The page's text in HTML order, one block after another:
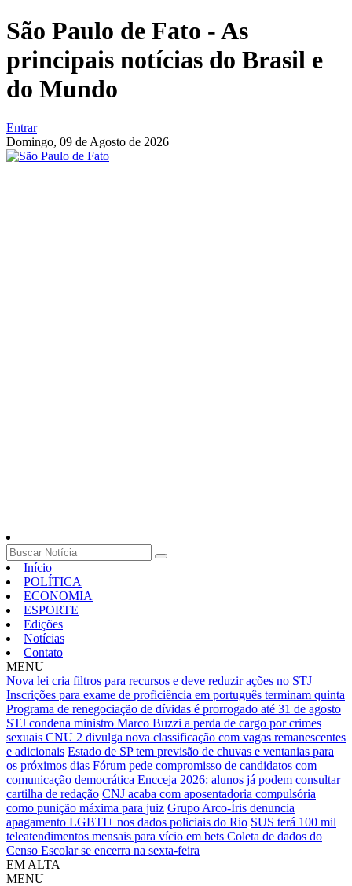
São Paulo de Fato - As
principais notícias do Brasil e
do Mundo
Entrar
Domingo, 09 de Agosto de 2026
Início
POLÍTICA
ECONOMIA
ESPORTE
Edições
Notícias
Contato
MENU
Nova lei cria filtros para recursos e deve reduzir ações no STJ
Inscrições para exame de proficiência em português terminam quinta
Programa de renegociação de dívidas é prorrogado até 31 de agosto
STJ condena ministro Marco Buzzi a perda de cargo por crimes
sexuais CNU 2 divulga nova classificação com vagas remanescentes
e adicionais Estado de SP tem previsão de chuvas e ventanias para
os próximos dias Fórum pede compromisso de candidatos com
comunicação democrática Encceja 2026: alunos já podem consultar
cartilha de redação CNJ acaba com aposentadoria compulsória
como punição máxima para juiz Grupo Arco-Íris denuncia
apagamento LGBTI+ nos dados policiais do Rio SUS terá 100 mil
teleatendimentos mensais para vício em bets Coleta de dados do
Censo Escolar se encerra na sexta-feira
EM ALTA
MENU